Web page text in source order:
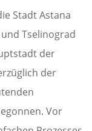
Stadt Astana
Tselinograd
der
der
Vor